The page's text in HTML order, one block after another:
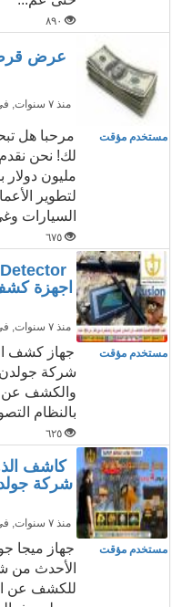
٨٩٠
عرض قرض
منذ ٧ سنوات ,
مستخدم مؤقت
مرحبا هل
لتطوير
السيارات
٦٧٥
اجهزة
منذ ٧ سنوات ,
مستخدم مؤقت
جهاز كشف
والكشف عن
بالنظام
٦٢٥
شركة
منذ ٧ سنوات ,
مستخدم مؤقت
جهاز ميجا
الأحدث من
للكشف عن